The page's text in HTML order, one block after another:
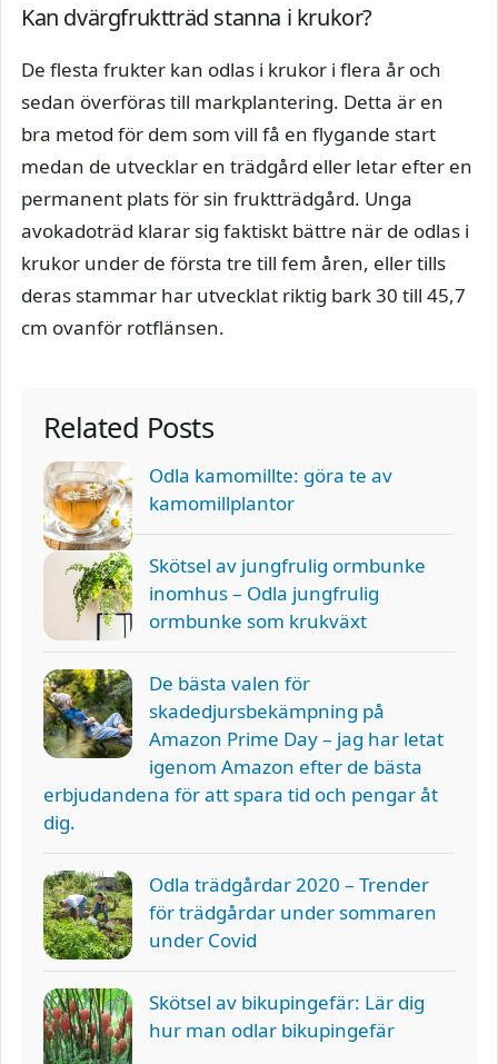
Kan dvärgfruktträd stanna i krukor?
De flesta frukter kan odlas i krukor i flera år och
sedan överföras till markplantering. Detta är en
bra metod för dem som vill få en flygande start
medan de utvecklar en trädgård eller letar efter en
permanent plats för sin fruktträdgård. Unga
avokadoträd klarar sig faktiskt bättre när de odlas i
krukor under de första tre till fem åren, eller tills
deras stammar har utvecklat riktig bark 30 till 45,7
cm ovanför rotflänsen.
Related Posts
Odla kamomillte: göra te av
kamomillplantor
Skötsel av jungfrulig ormbunke
inomhus – Odla jungfrulig
ormbunke som krukväxt
De bästa valen för
skadedjursbekämpning på
Amazon Prime Day – jag har letat
igenom Amazon efter de bästa
erbjudandena för att spara tid och pengar åt
dig.
Odla trädgårdar 2020 – Trender
för trädgårdar under sommaren
under Covid
Skötsel av bikupingefär: Lär dig
hur man odlar bikupingefär